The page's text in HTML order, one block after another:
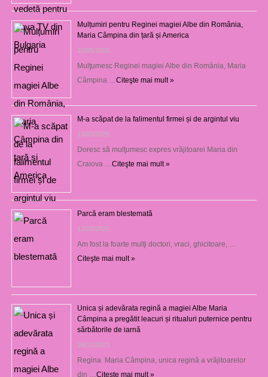
Mulțumiri pentru Reginei magiei Albe din România,
Maria Câmpina din țară și America
22/05/2025
Mulţumesc Reginei magiei Albe din România, Maria
Câmpina … Citeşte mai mult »
M-a scăpat de la falimentul firmei și de argintul viu
13/03/2025
Doresc să mulţumesc expres vrăjitoarei Maria din
Craiova … Citeşte mai mult »
Parcă eram blestemată
12/03/2025
Am fost la foarte mulţi doctori, vraci, ghicitoare, …
Citeşte mai mult »
Unica și adevărata regină a magiei Albe Maria
Câmpina a pregătit leacuri și ritualuri puternice pentru
sărbătorile de iarnă
26/12/2023
Regina Maria Câmpina, unica regină a vrăjitoarelor
din … Citeşte mai mult »